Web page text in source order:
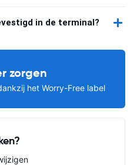
in de terminal?
zorgen
het Worry-Free label